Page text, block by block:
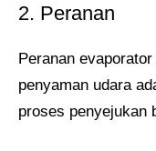
2. Peranan
Peranan
penyaman udara
proses penyejukan